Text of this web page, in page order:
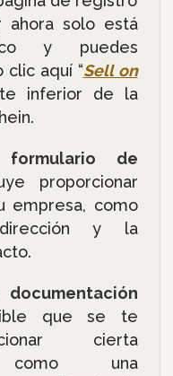
ahora solo está
y puedes
clic aquí “Sell on
inferior de la
de
proporcionar
empresa, como
y la
que se te
cierta
como una